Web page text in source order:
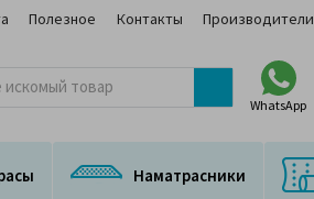
Полезное Контакты Производители
WhatsApp
Наматрасники